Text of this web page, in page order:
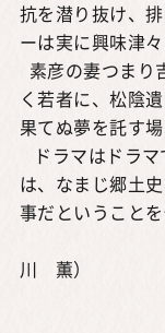
抗を潜り抜け、
ーは実に興味津々
素彦の妻つまり
く若者に、松陰
果てぬ夢を託す場
ドラマはドラマ
は、なまじ郷土
事だということを
川 薫）